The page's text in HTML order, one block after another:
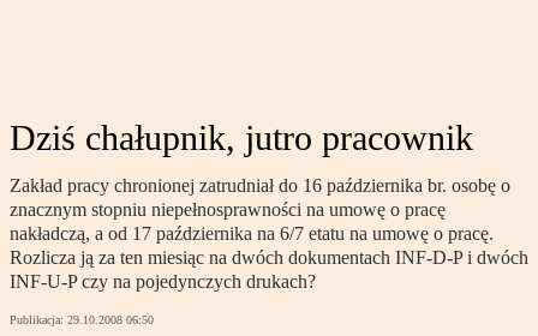
Dziś chałupnik, jutro pracownik
Zakład pracy chronionej zatrudniał do 16 października br. osobę o
znacznym stopniu niepełnosprawności na umowę o pracę
nakładczą, a od 17 października na 6/7 etatu na umowę o pracę.
Rozlicza ją za ten miesiąc na dwóch dokumentach INF-D-P i dwóch
INF-U-P czy na pojedynczych drukach?
Publikacja: 29.10.2008 06:50